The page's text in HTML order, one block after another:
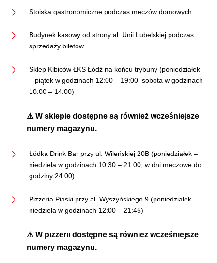
Stoiska gastronomiczne podczas meczów domowych
Budynek kasowy od strony al. Unii Lubelskiej podczas
sprzedaży biletów
Sklep Kibiców ŁKS Łódź na końcu trybuny (poniedziałek
– piątek w godzinach 12:00 – 19:00, sobota w godzinach
10:00 – 14:00)
⚠ W sklepie dostępne są również wcześniejsze
numery magazynu.
Łódka Drink Bar przy ul. Wileńskiej 20B (poniedziałek –
niedziela w godzinach 10:30 – 21:00, w dni meczowe do
godziny 24:00)
Pizzeria Piaski przy al. Wyszyńskiego 9 (poniedziałek –
niedziela w godzinach 12:00 – 21:45)
⚠ W pizzerii dostępne są również wcześniejsze
numery magazynu.